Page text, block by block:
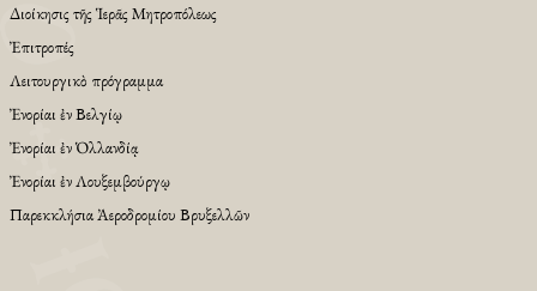
Διοίκησις τῆς Ἱερᾶς Μητροπόλεως
Ἐπιτροπές
Λειτουργικὸ πρόγραμμα
Ἐνορίαι ἐν Βελγίῳ
Ἐνορίαι ἐν Ὁλλανδίᾳ
Ἐνορίαι ἐν Λουξεμβούργῳ
Παρεκκλήσια Ἀεροδρομίου Βρυξελλῶν